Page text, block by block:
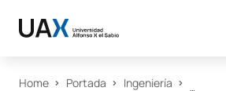
Home Portada Ingeniería